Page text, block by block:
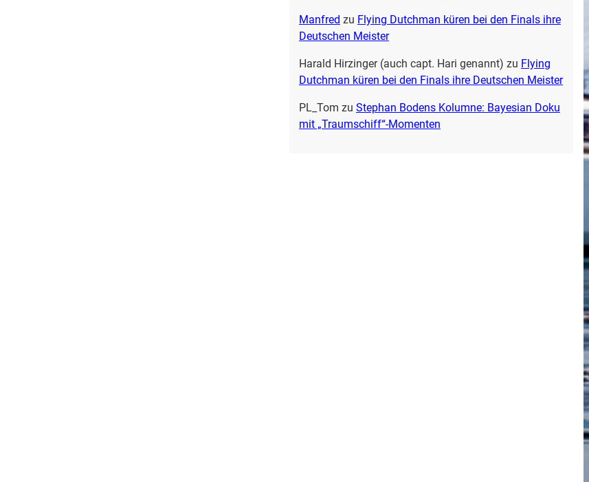
Manfred zu Flying Dutchman küren bei den Finals ihre
Deutschen Meister
Harald Hirzinger (auch capt. Hari genannt) zu Flying
Dutchman küren bei den Finals ihre Deutschen Meister
PL_Tom zu Stephan Bodens Kolumne: Bayesian Doku
mit „Traumschiff“-Momenten